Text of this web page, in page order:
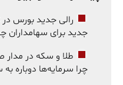
رالی جدید بورس
جدید برای
طلا و سکه در
چرا سرمایه‌ها دوباره